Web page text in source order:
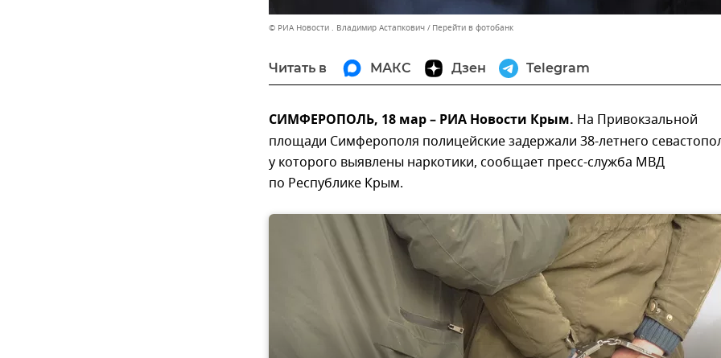
© РИА Новости . Владимир Астапкович Перейти в фотобанк
Читать в МАКС Дзен Telegram
СИМФЕРОПОЛЬ, 18 мар – РИА Новости Крым. На Привокзальной
площади Симферополя полицейские задержали 38-летнего
у которого выявлены наркотики, сообщает пресс-служба МВД
по Республике Крым.